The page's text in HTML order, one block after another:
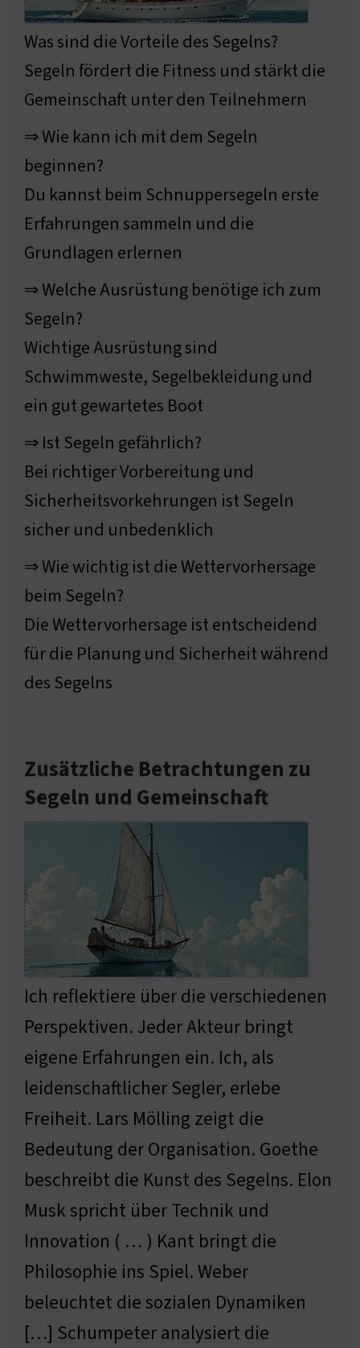
Was sind die Vorteile des Segelns?
Segeln fördert die Fitness und stärkt die
Gemeinschaft unter den Teilnehmern
⇒ Wie kann ich mit dem Segeln
beginnen?
Du kannst beim Schnuppersegeln erste
Erfahrungen sammeln und die
Grundlagen erlernen
⇒ Welche Ausrüstung benötige ich zum
Segeln?
Wichtige Ausrüstung sind
Schwimmweste, Segelbekleidung und
ein gut gewartetes Boot
⇒ Ist Segeln gefährlich?
Bei richtiger Vorbereitung und
Sicherheitsvorkehrungen ist Segeln
sicher und unbedenklich
⇒ Wie wichtig ist die Wettervorhersage
beim Segeln?
Die Wettervorhersage ist entscheidend
für die Planung und Sicherheit während
des Segelns
Zusätzliche Betrachtungen zu
Segeln und Gemeinschaft
Ich reflektiere über die verschiedenen
Perspektiven. Jeder Akteur bringt
eigene Erfahrungen ein. Ich, als
leidenschaftlicher Segler, erlebe
Freiheit. Lars Mölling zeigt die
Bedeutung der Organisation. Goethe
beschreibt die Kunst des Segelns. Elon
Musk spricht über Technik und
Innovation ( … ) Kant bringt die
Philosophie ins Spiel. Weber
beleuchtet die sozialen Dynamiken
[…] Schumpeter analysiert die